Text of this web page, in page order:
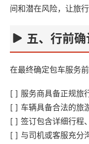
间和潜在风险，让旅行
五、行前
在最终确定包车服务
[ ] 服务商具备正规旅
[ ] 车辆具备合法的旅
[ ] 签订包含详细行程
[ ] 与司机或客服充分